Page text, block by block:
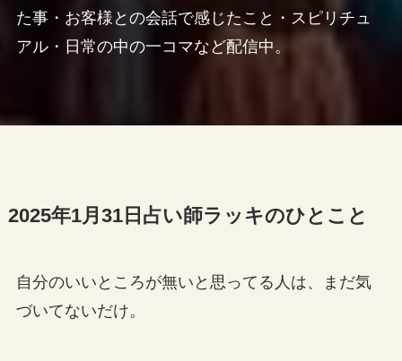
た事・お客様との会話で感じたこと・スピリチュ
アル・日常の中の一コマなど配信中。
2025年1月31日占い師ラッキのひとこと
自分のいいところが無いと思ってる人は、まだ気
づいてないだけ。